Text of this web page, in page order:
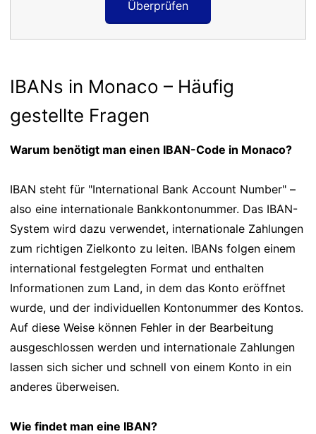
Überprüfen
IBANs in Monaco – Häufig
gestellte Fragen
Warum benötigt man einen IBAN-Code in Monaco?
IBAN steht für "International Bank Account Number" –
also eine internationale Bankkontonummer. Das IBAN-
System wird dazu verwendet, internationale Zahlungen
zum richtigen Zielkonto zu leiten. IBANs folgen einem
international festgelegten Format und enthalten
Informationen zum Land, in dem das Konto eröffnet
wurde, und der individuellen Kontonummer des Kontos.
Auf diese Weise können Fehler in der Bearbeitung
ausgeschlossen werden und internationale Zahlungen
lassen sich sicher und schnell von einem Konto in ein
anderes überweisen.
Wie findet man eine IBAN?